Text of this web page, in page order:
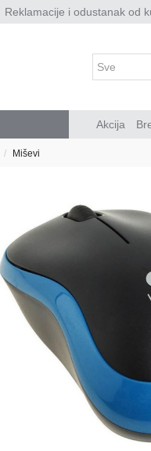
Reklamacije i odustanak od
Akcija
Miševi